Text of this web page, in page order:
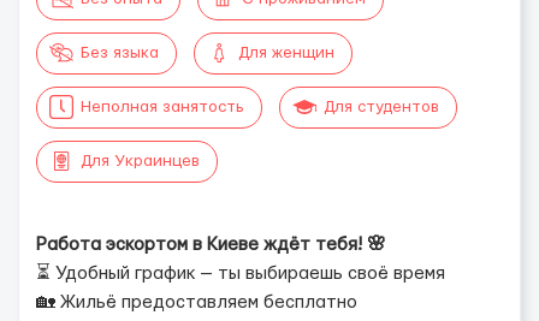
Без языка Для женщин
Неполная занятость Для студентов
Для Украинцев
Работа эскортом в Киеве ждёт тебя! 🌸
⏳ Удобный график — ты выбираешь своё время
🏡 Жильё предоставляем бесплатно